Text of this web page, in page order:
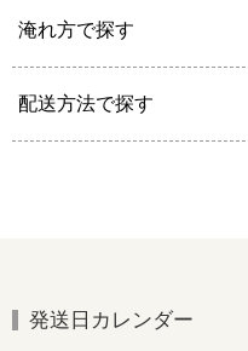
淹れ方で探す
配送方法で探す
発送日カレンダー